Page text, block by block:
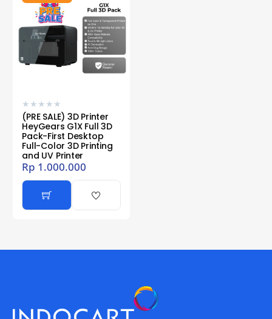
★ ★ ★ ★ ★
(PRE SALE) 3D Printer
HeyGears G1X Full 3D
Pack-First Desktop
Full-Color 3D Printing
and UV Printer
Rp 1.000.000